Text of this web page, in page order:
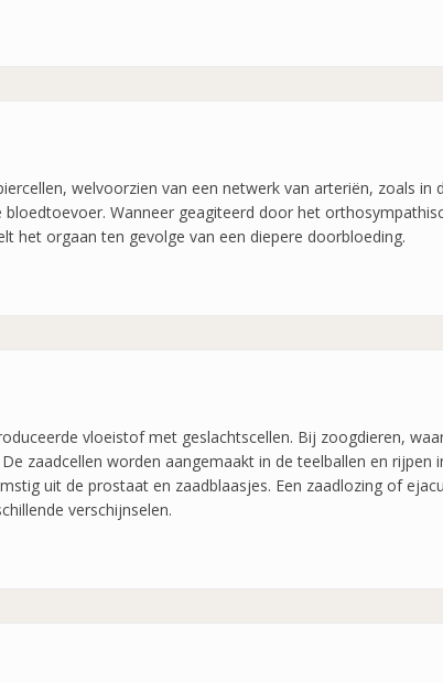
welvoorzien van een netwerk van arteriën, zoals in
Wanneer geagiteerd door het
het orgaan ten gevolge van een diepere doorbloeding.
vloeistof met geslachtscellen. Bij zoogdieren,
zaadcellen worden aangemaakt in de teelballen en rijpen
uit de prostaat en zaadblaasjes. Een zaadlozing of
verschijnselen.